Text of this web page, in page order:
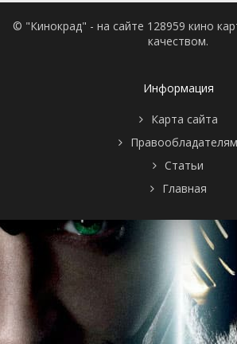
© "Кинокрад" - на сайте 128959 кино
качеством.
Информация
Карта сайта
Правообладателям
Статьи
Главная